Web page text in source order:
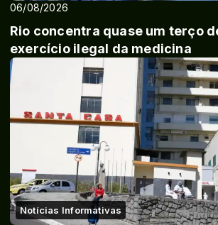
06/08/2026
Rio concentra quase um terço
exercício ilegal da medicina
Notícias Informativas